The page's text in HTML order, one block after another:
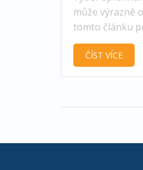
může výrazně
tomto článku
tuků vhodných
vlastnosti, bod
ČÍST VÍCE